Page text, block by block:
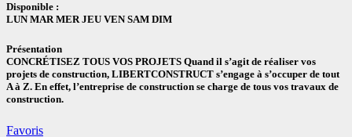
Disponible :
LUN MAR MER JEU VEN SAM DIM
Présentation
CONCRÉTISEZ TOUS VOS PROJETS Quand il s’agit de réaliser vos
projets de construction, LIBERTCONSTRUCT s’engage à s’occuper de tout
A à Z. En effet, l’entreprise de construction se charge de tous vos travaux de
construction.
Favoris